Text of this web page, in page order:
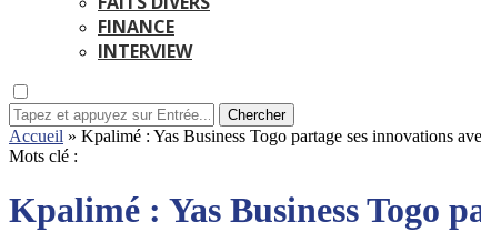
FINANCE
INTERVIEW
Chercher
Accueil » Kpalimé : Yas Business Togo partage ses innovations
Mots clé :
Kpalimé : Yas Business Togo